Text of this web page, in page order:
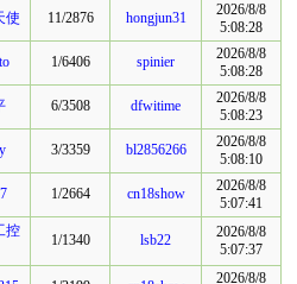
使 11/2876 hongjun31
2026/8/8
5:08:28
1/6406 spinier
2026/8/8
5:08:28
6/3508 dfwitime
2026/8/8
5:08:23
3/3359 bl2856266
2026/8/8
5:08:10
1/2664 cn18show
2026/8/8
5:07:41
控
1/1340 lsb22
2026/8/8
5:07:37
2026/8/8